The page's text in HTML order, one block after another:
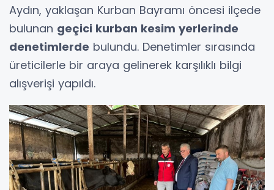
Aydın, yaklaşan Kurban Bayramı öncesi ilçede
bulunan geçici kurban kesim yerlerinde
denetimlerde bulundu. Denetimler sırasında
üreticilerle bir araya gelinerek karşılıklı bilgi
alışverişi yapıldı.